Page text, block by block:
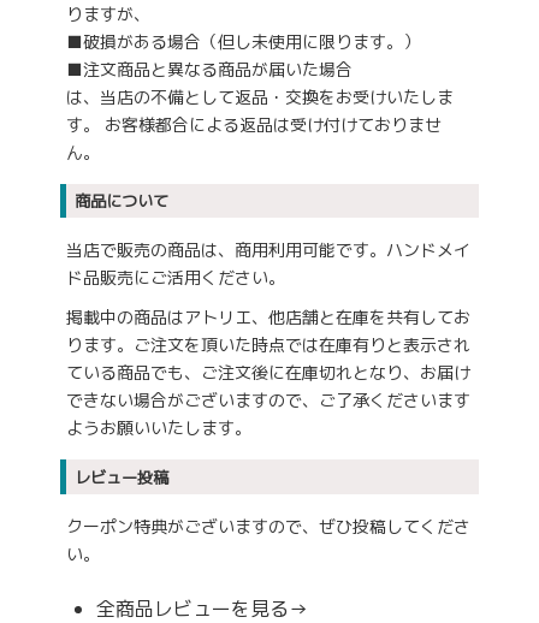
りますが、
■破損がある場合（但し未使用に限ります。）
■注文商品と異なる商品が届いた場合
は、当店の不備として返品・交換をお受けいたしま
す。 お客様都合による返品は受け付けておりませ
ん。
商品について
当店で販売の商品は、商用利用可能です。ハンドメイ
ド品販売にご活用ください。
掲載中の商品はアトリエ、他店舗と在庫を共有してお
ります。ご注文を頂いた時点では在庫有りと表示され
ている商品でも、ご注文後に在庫切れとなり、お届け
できない場合がございますので、ご了承くださいます
ようお願いいたします。
レビュー投稿
クーポン特典がございますので、ぜひ投稿してくださ
い。
全商品レビューを見る→